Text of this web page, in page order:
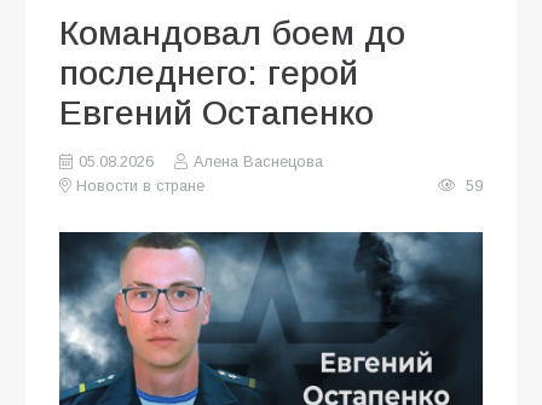
Командовал боем до
последнего: герой
Евгений Остапенко
05.08.2026
Алена Васнецова
Новости в стране
59